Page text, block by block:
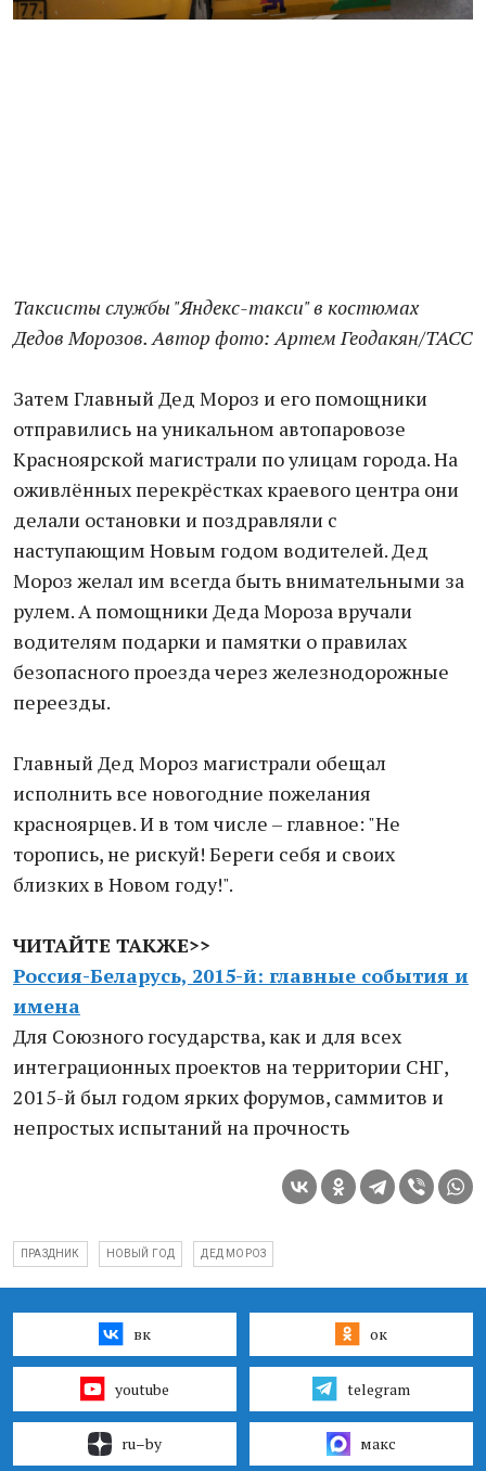
Таксисты службы "Яндекс-такси" в костюмах
Дедов Морозов. Автор фото: Артем Геодакян/ТАСС
Затем Главный Дед Мороз и его помощники
отправились на уникальном автопаровозе
Красноярской магистрали по улицам города. На
оживлённых перекрёстках краевого центра они
делали остановки и поздравляли с
наступающим Новым годом водителей. Дед
Мороз желал им всегда быть внимательными за
рулем. А помощники Деда Мороза вручали
водителям подарки и памятки о правилах
безопасного проезда через железнодорожные
переезды.
Главный Дед Мороз магистрали обещал
исполнить все новогодние пожелания
красноярцев. И в том числе – главное: "Не
торопись, не рискуй! Береги себя и своих
близких в Новом году!".
ЧИТАЙТЕ ТАКЖЕ>>
Россия-Беларусь, 2015-й: главные события и
имена
Для Союзного государства, как и для всех
интеграционных проектов на территории СНГ,
2015-й был годом ярких форумов, саммитов и
непростых испытаний на прочность
ПРАЗДНИК НОВЫЙ ГОД ДЕД МОРОЗ
вк ок
youtube telegram
ru–by макс